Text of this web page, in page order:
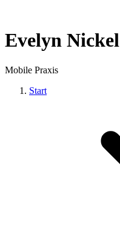
Evelyn Nickel
Mobile Praxis
Start